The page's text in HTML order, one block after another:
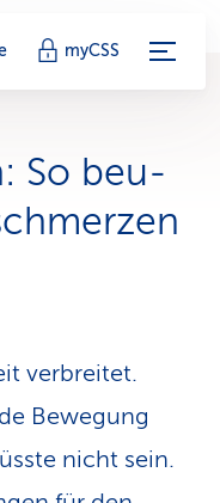
myCSS
So beu­
ver­breitet.
Bewegung
nicht sein.